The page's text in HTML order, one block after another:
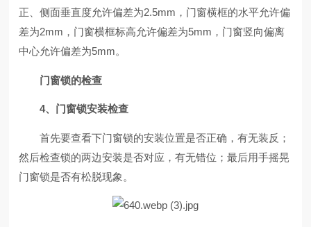
正、侧面垂直度允许偏差为2.5mm，门窗横框的水平允许偏
差为2mm，门窗横框标高允许偏差为5mm，门窗竖向偏离
中心允许偏差为5mm。
门窗锁的检查
4、门窗锁安装检查
首先要查看下门窗锁的安装位置是否正确，有无装反；
然后检查锁的两边安装是否对应，有无错位；最后用手摇晃
门窗锁是否有松脱现象。